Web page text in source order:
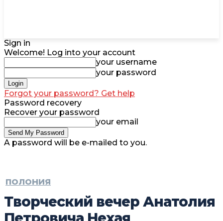
Sign in
Welcome! Log into your account
your username
your password
Forgot your password? Get help
Password recovery
Recover your password
your email
A password will be e-mailed to you.
ПОЛОНИЯ
Творческий вечер Анатолия